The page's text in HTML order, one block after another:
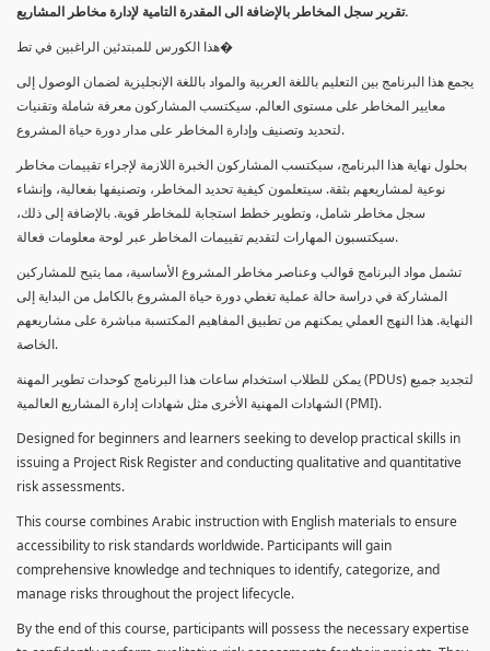
تقرير سجل المخاطر بالإضافة الى المقدرة التامية لإدارة مخاطر المشاريع.
هذا الكورس للمبتدئين الراغبين في تط�
يجمع هذا البرنامج بين التعليم باللغة العربية والمواد باللغة الإنجليزية لضمان الوصول إلى
معايير المخاطر على مستوى العالم. سيكتسب المشاركون معرفة شاملة وتقنيات
لتحديد وتصنيف وإدارة المخاطر على مدار دورة حياة المشروع.
بحلول نهاية هذا البرنامج، سيكتسب المشاركون الخبرة اللازمة لإجراء تقييمات مخاطر
نوعية لمشاريعهم بثقة. سيتعلمون كيفية تحديد المخاطر، وتصنيفها بفعالية، وإنشاء
سجل مخاطر شامل، وتطوير خطط استجابة للمخاطر قوية. بالإضافة إلى ذلك،
سيكتسبون المهارات لتقديم تقييمات المخاطر عبر لوحة معلومات فعالة.
تشمل مواد البرنامج قوالب وعناصر مخاطر المشروع الأساسية، مما يتيح للمشاركين
المشاركة في دراسة حالة عملية تغطي دورة حياة المشروع بالكامل من البداية إلى
النهاية. هذا النهج العملي يمكنهم من تطبيق المفاهيم المكتسبة مباشرة على مشاريعهم
الخاصة.
يمكن للطلاب استخدام ساعات هذا البرنامج كوحدات تطوير المهنة (PDUs) لتجديد جميع
الشهادات المهنية الأخرى مثل شهادات إدارة المشاريع العالمية (PMI).
Designed for beginners and learners seeking to develop practical skills in
issuing a Project Risk Register and conducting qualitative and quantitative
risk assessments.
This course combines Arabic instruction with English materials to ensure
accessibility to risk standards worldwide. Participants will gain
comprehensive knowledge and techniques to identify, categorize, and
manage risks throughout the project lifecycle.
By the end of this course, participants will possess the necessary expertise